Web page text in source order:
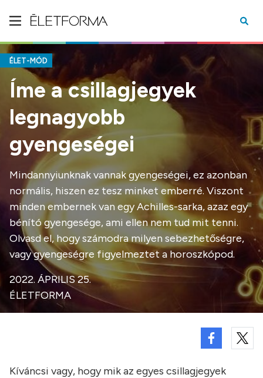
ÉLET-MÓD
Íme a csillagjegyek
legnagyobb
gyengeségei
Mindannyiunknak vannak gyengeségei, ez azonban
normális, hiszen ez tesz minket emberré. Viszont
minden embernek van egy Achilles-sarka, azaz egy
bénító gyengesége, ami ellen nem tud mit tenni.
Olvasd el, hogy számodra milyen sebezhetőségre,
vagy gyengeségre figyelmeztet a horoszkópod.
2022. ÁPRILIS 25.
ÉLETFORMA
Kíváncsi vagy, hogy mik az egyes csillagjegyek